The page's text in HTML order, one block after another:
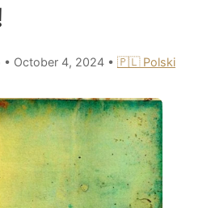
• October 4, 2024 • 🇵🇱 Polski